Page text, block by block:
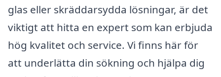
glas eller skräddarsydda lösningar, är det
viktigt att hitta en expert som kan erbjuda
hög kvalitet och service. Vi finns här för
att underlätta din sökning och hjälpa dig